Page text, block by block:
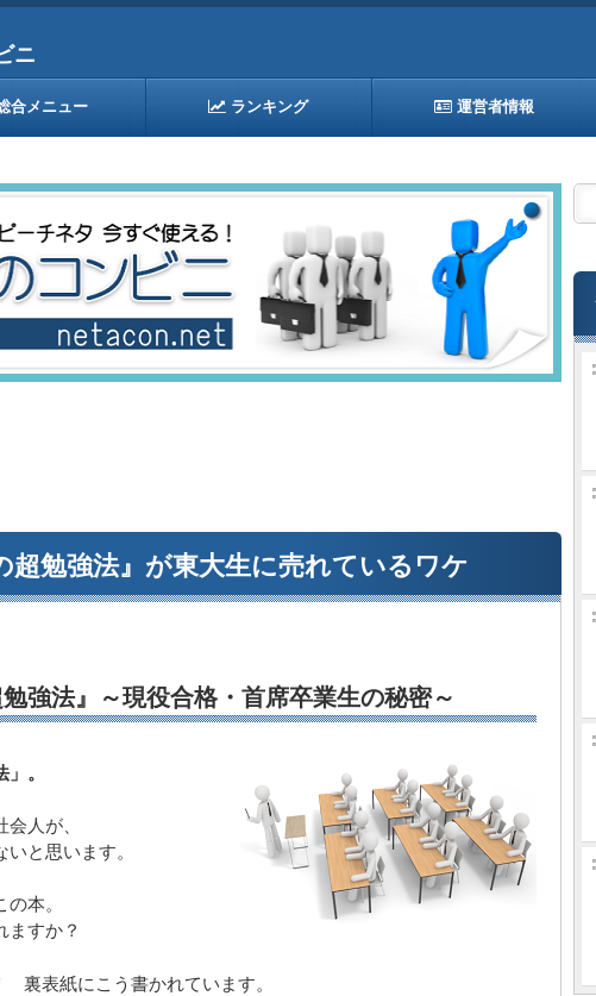
ニ
合メニュー ランキング 運営者情報
超勉強法』が東大生に売れているワケ
強法』～現役合格・首席卒業生の秘密～
。
人が、
と思います。
本。
ますか？
裏表紙にこう書かれています。